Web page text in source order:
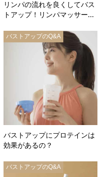
リンパの流れを良くしてバス
トアップ！リンパマッサー...
バストアップのQ&A
バストアップにプロテインは
効果があるの？
バストアップのQ&A